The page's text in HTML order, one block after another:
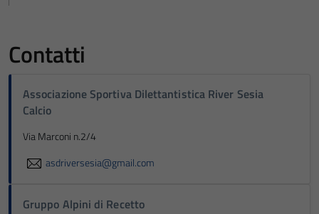
Contatti
Associazione Sportiva Dilettantistica River Sesia
Calcio
Via Marconi n.2/4
asdriversesia@gmail.com
Gruppo Alpini di Recetto